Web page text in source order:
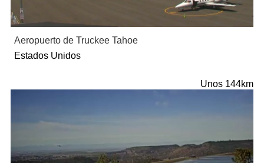
Aeropuerto de Truckee Tahoe
Estados Unidos
Unos 144km